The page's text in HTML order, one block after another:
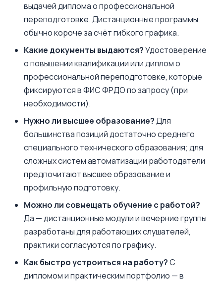
выдачей диплома о профессиональной
переподготовке. Дистанционные программы
обычно короче за счёт гибкого графика.
Какие документы выдаются?Удостоверение
о повышении квалификации или диплом о
профессиональной переподготовке, которые
фиксируются в ФИС ФРДО по запросу (при
необходимости).
Нужно ли высшее образование?Для
большинства позиций достаточно среднего
специального технического образования; для
сложных систем автоматизации работодатели
предпочитают высшее образование и
профильную подготовку.
Можно ли совмещать обучение с работой?
Да — дистанционные модули и вечерние группы
разработаны для работающих слушателей,
практики согласуются по графику.
Как быстро устроиться на работу?С
дипломом и практическим портфолио — в